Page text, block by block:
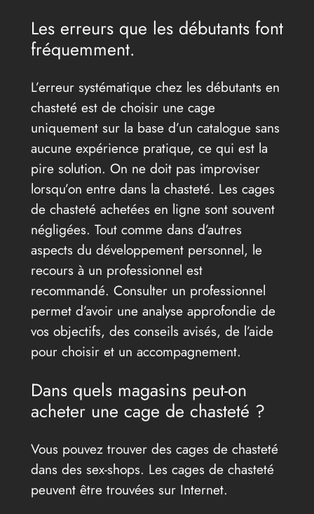
Les erreurs que les débutants font
fréquemment.
L’erreur systématique chez les débutants en
chasteté est de choisir une cage
uniquement sur la base d’un catalogue sans
aucune expérience pratique, ce qui est la
pire solution. On ne doit pas improviser
lorsqu’on entre dans la chasteté. Les cages
de chasteté achetées en ligne sont souvent
négligées. Tout comme dans d’autres
aspects du développement personnel, le
recours à un professionnel est
recommandé. Consulter un professionnel
permet d’avoir une analyse approfondie de
vos objectifs, des conseils avisés, de l’aide
pour choisir et un accompagnement.
Dans quels magasins peut-on
acheter une cage de chasteté ?
Vous pouvez trouver des cages de chasteté
dans des sex-shops. Les cages de chasteté
peuvent être trouvées sur Internet.